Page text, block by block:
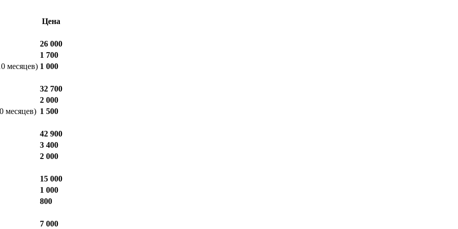
Цена
26 000
1 700
месяцев) 1 000
32 700
2 000
месяцев) 1 500
42 900
3 400
2 000
15 000
1 000
800
7 000